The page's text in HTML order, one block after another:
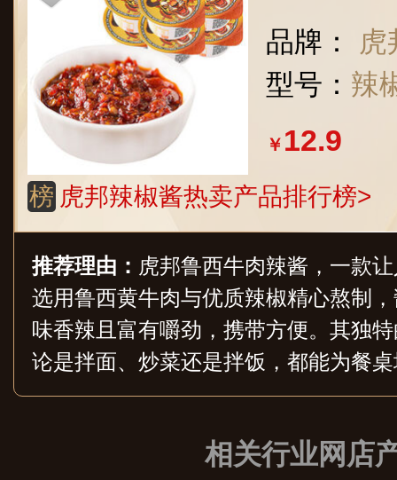
品牌：
虎
型号： 辣
￥ 12.9
榜 虎邦辣椒酱热卖产品排行榜>
推荐理由： 虎邦鲁西牛肉辣酱，一款
选用鲁西黄牛肉与优质辣椒精心熬制
味香辣且富有嚼劲，携带方便。其独
论是拌面、炒菜还是拌饭，都能为餐
邦鲁西牛肉辣酱，让您在享受美食的
相关行业网店